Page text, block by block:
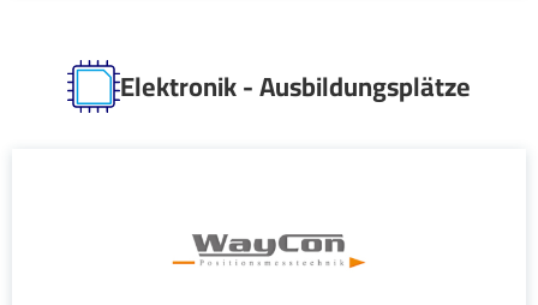
Elektronik - Ausbildungsplätze